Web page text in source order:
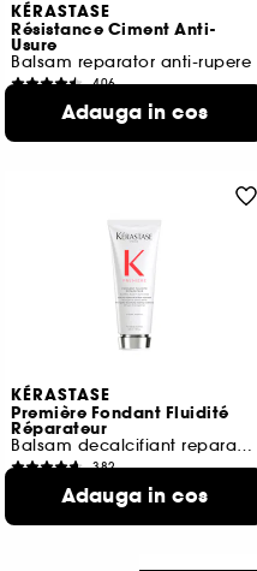
KÉRASTASE
Résistance Ciment Anti-
Usure
Balsam reparator anti-rupere
406
201,00 Lei
100ml
Adauga in cos
KÉRASTASE
Première Fondant Fluidité
Réparateur
Balsam decalcifiant reparator
382
256,00 Lei
100ml
Adauga in cos